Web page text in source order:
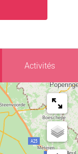
Activités